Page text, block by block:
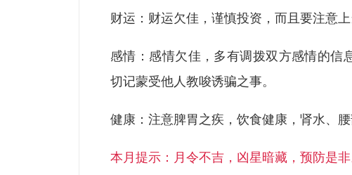
财运：财运欠佳，谨慎投资，而且要注意上
感情：感情欠佳，多有调拨双方感情的信
切记蒙受他人教唆诱骗之事。
健康：注意脾胃之疾，饮食健康，肾水、腰
本月提示：月令不吉，凶星暗藏，预防是非